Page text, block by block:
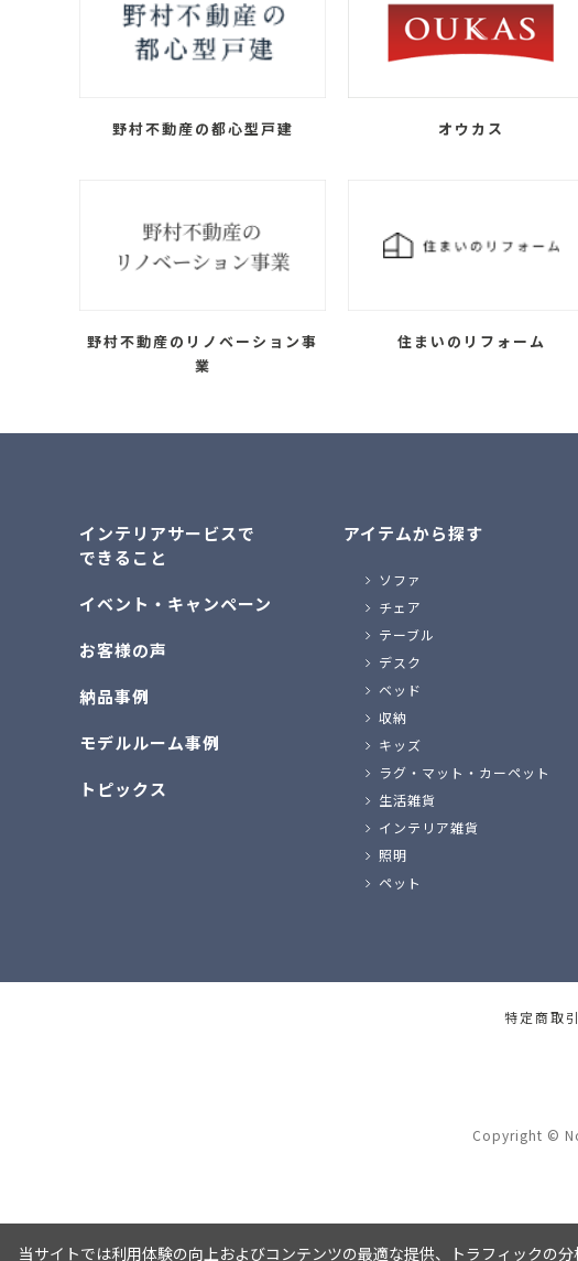
野村不動産の都心型戸建 オウカス
野村不動産のリノベーション事
業
住まいのリフォーム
インテリアサービスで
できること
イベント・キャンペーン
お客様の声
納品事例
モデルルーム事例
トピックス
アイテムから探す
ソファ
チェア
テーブル
デスク
ベッド
収納
キッズ
ラグ・マット・カーペット
生活雑貨
インテリア雑貨
照明
ペット
特定商取
Copyright ©
当サイトでは利用体験の向上およびコンテンツの最適な提供、トラフィックの